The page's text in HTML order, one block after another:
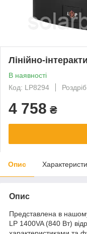
Лінійно-
В наявності
Код: LP8294
Роздріб
4 758 ₴
Опис
Опис
Представлена в
LP 1400VA (840 Вт)